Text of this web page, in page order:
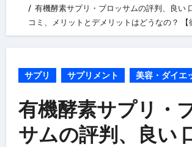
有機酵素サプリ・ブロッサムの評判、良い
コミ、メリットとデメリットはどうなの？ 【
サプリ サプリメント 美容・ダイエ
有機酵素サプリ・
サムの評判、良い